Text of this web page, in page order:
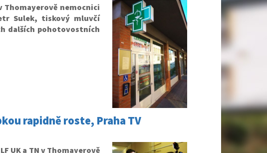
nemocnici
Sulek, tiskový mluvčí
dalších pohotovostních
rapidně roste, Praha TV
UK a TN v Thomayerově